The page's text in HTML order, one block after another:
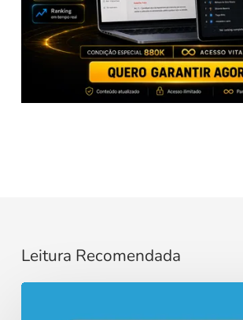
Leitura Recomendada